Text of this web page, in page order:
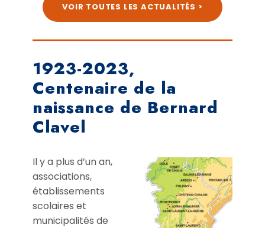
VOIR TOUTES LES ACTUALITÉS >
1923-2023,
Centenaire de la
naissance de Bernard
Clavel
Il y a plus d’un an,
associations,
établissements
scolaires et
municipalités de